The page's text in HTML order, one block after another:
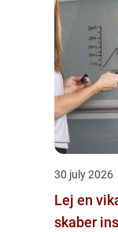
30 july 2026
Lej en
skaber